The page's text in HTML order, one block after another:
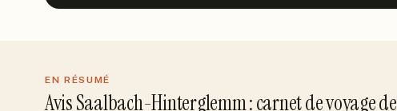
EN RÉSUMÉ
AvisSaalbach-Hinterglemm: carnet de voyage de